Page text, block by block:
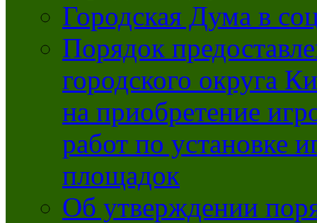
Городская Дума в
Порядок
городского округа
на приобретение
работ по установке
площадок
Об утверждении